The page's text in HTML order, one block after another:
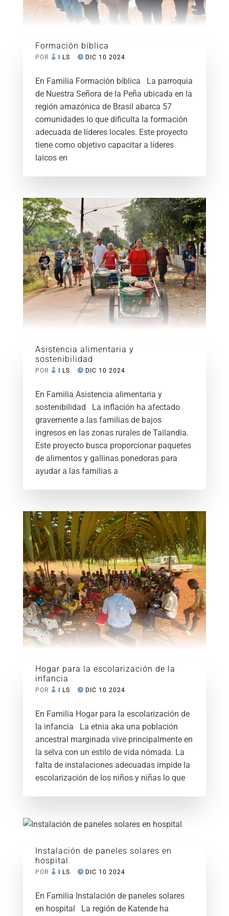
Formación bíblica
POR I LS DIC 10 2024
En Familia Formación bíblica La parroquia
de Nuestra Señora de la Peña ubicada en la
región amazónica de Brasil abarca 57
comunidades lo que dificulta la formación
adecuada de líderes locales. Este proyecto
tiene como objetivo capacitar a líderes
laicos en
Asistencia alimentaria y
sostenibilidad
POR I LS DIC 10 2024
En Familia Asistencia alimentaria y
sostenibilidad La inflación ha afectado
gravemente a las familias de bajos
ingresos en las zonas rurales de Tailandia.
Este proyecto busca proporcionar paquetes
de alimentos y gallinas ponedoras para
ayudar a las familias a
Hogar para la escolarización de la
infancia
POR I LS DIC 10 2024
En Familia Hogar para la escolarización de
la infancia La etnia aka una población
ancestral marginada vive principalmente en
la selva con un estilo de vida nómada. La
falta de instalaciones adecuadas impide la
escolarización de los niños y niñas lo que
Instalación de paneles solares en
hospital
POR I LS DIC 10 2024
En Familia Instalación de paneles solares
en hospital La región de Katende ha